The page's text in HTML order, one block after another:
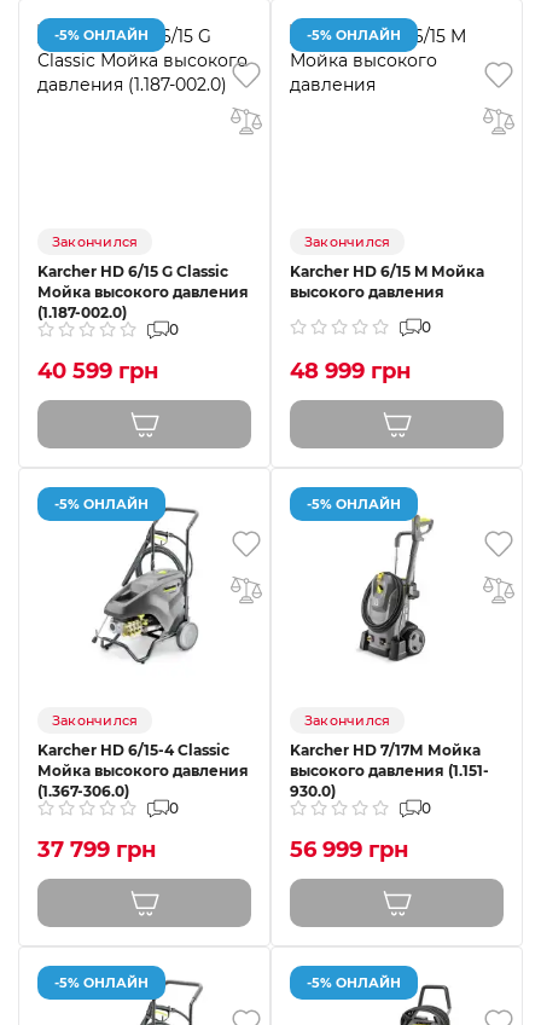
-5% ОНЛАЙН
Закончился
Karcher HD 6/15 G Classic
Мойка высокого давления
(1.187-002.0)
0
40 599 грн
-5% ОНЛАЙН
Закончился
Karcher HD 6/15 M Мойка
высокого давления
0
48 999 грн
-5% ОНЛАЙН
Закончился
Karcher HD 6/15-4 Classic
Мойка высокого давления
(1.367-306.0)
0
37 799 грн
-5% ОНЛАЙН
Закончился
Karcher HD 7/17М Мойка
высокого давления (1.151-
930.0)
0
56 999 грн
-5% ОНЛАЙН -5% ОНЛАЙН